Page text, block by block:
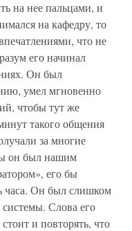
на нее пальцами, и
на кафедру, то
что не
его начинал
Он был
умел мгновенно
чтобы тут же
такого общения
за многие
он был нашим
его бы
часа. Он был слишком
Слова его
и повторять, что